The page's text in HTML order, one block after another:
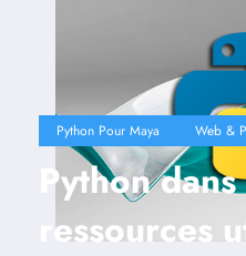
Python Pour Maya Web &
Python
ressources